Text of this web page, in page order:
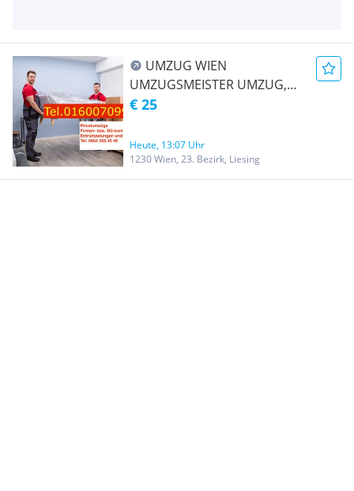
UMZUG WIEN
UMZUGSMEISTER UMZUG,
TRANSPORT,
RÄUMUNG
€ 25
Heute, 13:07 Uhr
1230 Wien, 23. Bezirk, Liesing